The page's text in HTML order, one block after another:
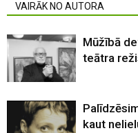
VAIRĀK NO AUTORA
Mūžībā
teātra
kaut